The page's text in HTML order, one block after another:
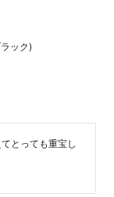
ック)
とっても重宝し